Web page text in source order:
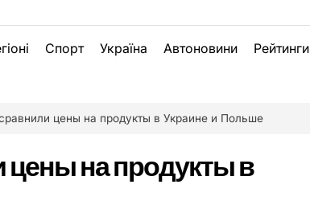
Спорт Україна Автоновини Рейтинги
цены на продукты в Украине и Польше
на продукты в